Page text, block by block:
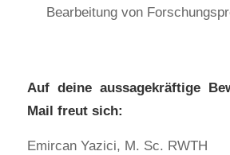
Bearbeitung von
Auf deine aussagekräftige
Mail freut sich:
Emircan Yazici, M. Sc. RWTH